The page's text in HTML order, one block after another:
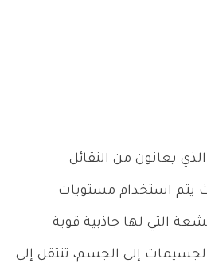
يعانون من النقائل
يتم استخدام مستويات
التي لها جاذبية قوية
إلى الجسم، تنتقل إلى